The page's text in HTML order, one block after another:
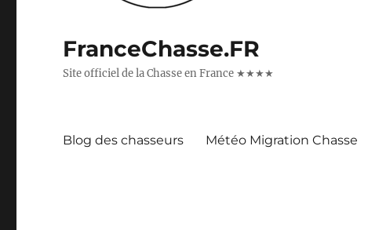
FranceChasse.FR
Site officiel de la Chasse en France ★★★★
Blog des chasseurs Météo Migration Chasse